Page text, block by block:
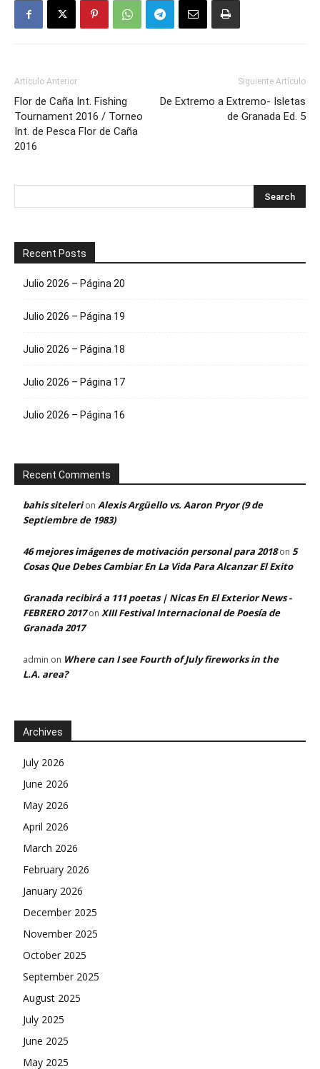
Artículo Anterior
Flor de Caña Int. Fishing
Tournament 2016 / Torneo
Int. de Pesca Flor de Caña
2016
Siguiente Artículo
De Extremo a Extremo- Isletas
de Granada Ed. 5
Recent Posts
Julio 2026 – Página 20
Julio 2026 – Página 19
Julio 2026 – Página 18
Julio 2026 – Página 17
Julio 2026 – Página 16
Recent Comments
bahis sitelerion Alexis Argüello vs. Aaron Pryor (9 de
Septiembre de 1983)
46 mejores imágenes de motivación personal para 2018on 5
Cosas Que Debes Cambiar En La Vida Para Alcanzar El Exito
Granada recibirá a 111 poetas | Nicas En El Exterior News -
FEBRERO 2017on XIII Festival Internacional de Poesía de
Granada 2017
admin on Where can I see Fourth of July fireworks in the
L.A. area?
Archives
July 2026
June 2026
May 2026
April 2026
March 2026
February 2026
January 2026
December 2025
November 2025
October 2025
September 2025
August 2025
July 2025
June 2025
May 2025